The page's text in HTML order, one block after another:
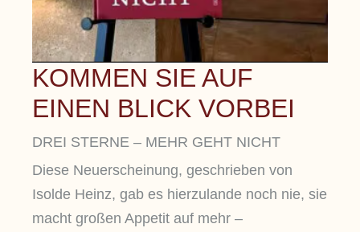
KOMMEN SIE AUF
EINEN BLICK VORBEI
DREI STERNE – MEHR GEHT NICHT
Diese Neuerscheinung, geschrieben von
Isolde Heinz, gab es hierzulande noch nie, sie
macht großen Appetit auf mehr –